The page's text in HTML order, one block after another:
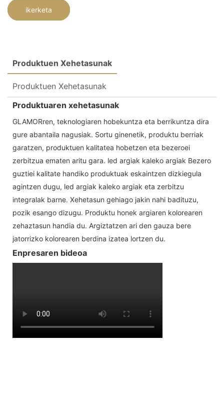
ikerketa
Produktuen Xehetasunak
Produktuen Xehetasunak
Produktuaren xehetasunak
GLAMORren, teknologiaren hobekuntza eta berrikuntza dira
gure abantaila nagusiak. Sortu ginenetik, produktu berriak
garatzen, produktuen kalitatea hobetzen eta bezeroei
zerbitzua ematen aritu gara. led argiak kaleko argiak Bezero
guztiei kalitate handiko produktuak eskaintzen dizkiegula
agintzen dugu, led argiak kaleko argiak eta zerbitzu
integralak barne. Xehetasun gehiago jakin nahi badituzu,
pozik esango dizugu. Produktu honek argiaren kolorearen
zehaztasun handia du. Argiztatzen ari den gauza bere
jatorrizko kolorearen berdina izatea lortzen du.
Enpresaren bideoa